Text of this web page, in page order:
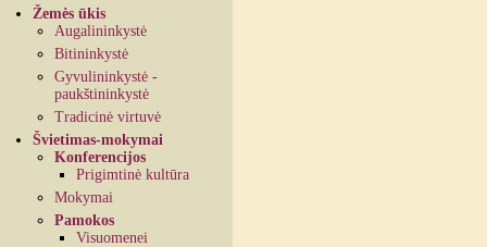
Žemės ūkis
Augalininkystė
Bitininkystė
Gyvulininkystė -
paukštininkystė
Tradicinė virtuvė
Švietimas-mokymai
Konferencijos
Prigimtinė kultūra
Mokymai
Pamokos
Visuomenei